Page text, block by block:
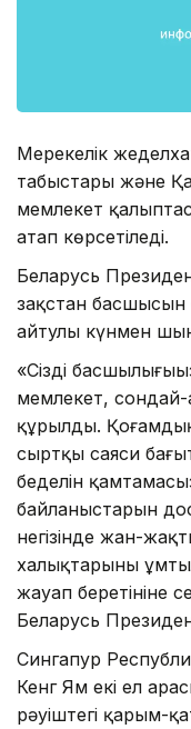
Мерекелік
табыстары және
мемлекет
атап көрсетіледі.
Беларусь
зақстан басшысын
айтулы күнмен
«Сіздің
мемлекет, сондай-
құрылды. Қоғамдық
сыртқы саяси
беделін
байланыстарын
негізінде жан-
халықтарының
жауап беретініне
Беларусь
Сингапур
Кенг Ям екі ел
рәуіштегі қарым-